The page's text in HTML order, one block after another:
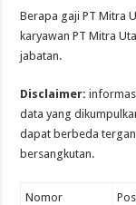
Berapa gaji PT Mitra
karyawan PT Mitra
jabatan.
Disclaimer:
data yang
dapat berbeda
bersangkutan.
Nomor